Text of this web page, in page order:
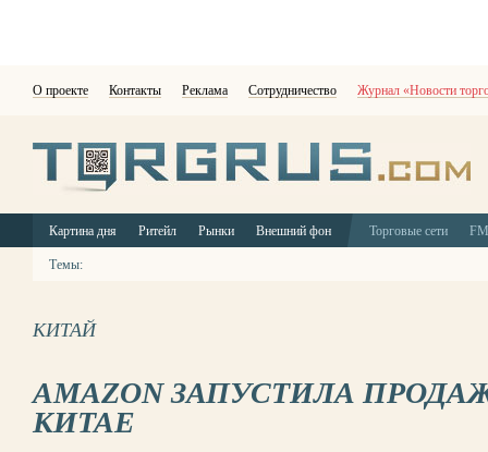
О проекте Контакты Реклама Сотрудничество Журнал «Новости
Картина дня Ритейл Рынки Внешний фон Торговые сети
Темы:
КИТАЙ
AMAZON ЗАПУСТИЛА
КИТАЕ